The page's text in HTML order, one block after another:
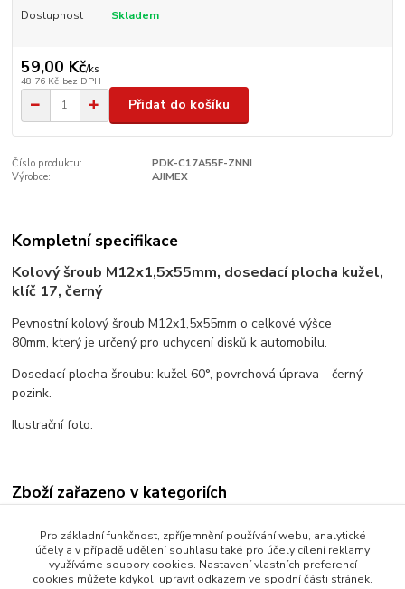
Dostupnost Skladem
59,00 Kč/ks
48,76 Kč bez DPH
Přidat do košíku
Číslo produktu:
PDK-C17A55F-ZNNI
Výrobce:
AJIMEX
Kompletní specifikace
Kolový šroub M12x1,5x55mm, dosedací plocha kužel,
klíč 17, černý
Pevnostní kolový šroub M12x1,5x55mm o celkové výšce
80mm, který je určený pro uchycení disků k automobilu.
Dosedací plocha šroubu: kužel 60°, povrchová úprava - černý
pozink.
Ilustrační foto.
Zboží zařazeno v kategoriích
Dosedací plocha kužel
Závit M12x1,5
Pro základní funkčnost, zpříjemnění používání webu, analytické
účely a v případě udělení souhlasu také pro účely cílení reklamy
využíváme soubory cookies. Nastavení vlastních preferencí
cookies můžete kdykoli upravit odkazem ve spodní části stránek.